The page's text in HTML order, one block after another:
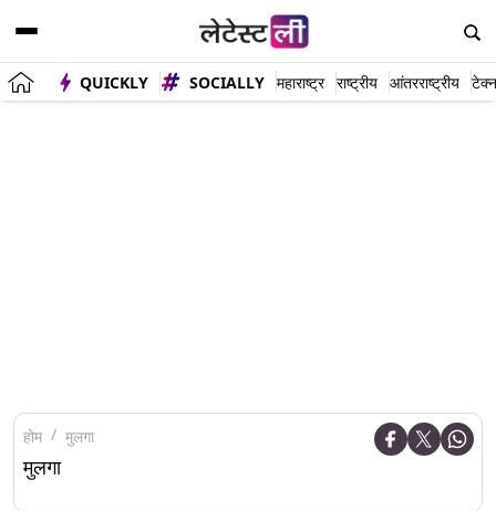
QUICKLY SOCIALLY महाराष्ट्र राष्ट्रीय आंतरराष्ट्रीय
होम मुलगा
मुलगा